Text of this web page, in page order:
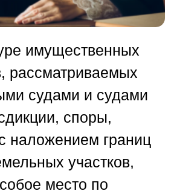
имущественных
рассматриваемых
судами и судами
споры,
наложением границ
участков,
место по